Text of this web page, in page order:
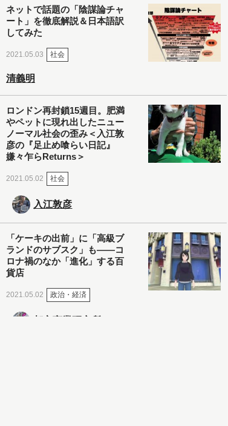
ネットで話題の「陰謀論チャ
ート」を徹底解説＆日本語訳
してみた
2021.05.03 社会
清義明
ロンドン再封鎖15週目。肥満
やペットに現れ出したニュー
ノーマル社会の歪み＜入江敦
彦の『足止め喰らい日記』
嫌々乍らReturns＞
2021.05.02 社会
入江敦彦
「ケーキの出前」に「高級ブ
ランドのサブスク」も――コ
ロナ禍のなか「進化」する百
貨店
2021.05.02 政治・経済